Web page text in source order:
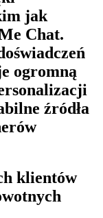
jak
Chat.
ogromną
źródła
klientów